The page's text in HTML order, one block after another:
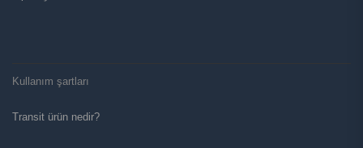
Kullanım şartları
Transit ürün nedir?